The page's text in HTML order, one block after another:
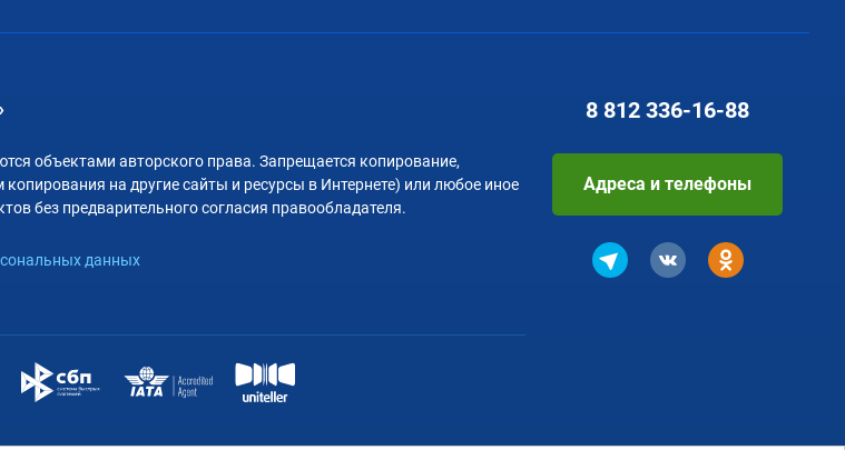
объектами авторского права. Запрещается копирование,
копирования на другие сайты и ресурсы в Интернете) или любое иное
без предварительного согласия правообладателя.
данных
8 812 336-16-88
Адреса и телефоны